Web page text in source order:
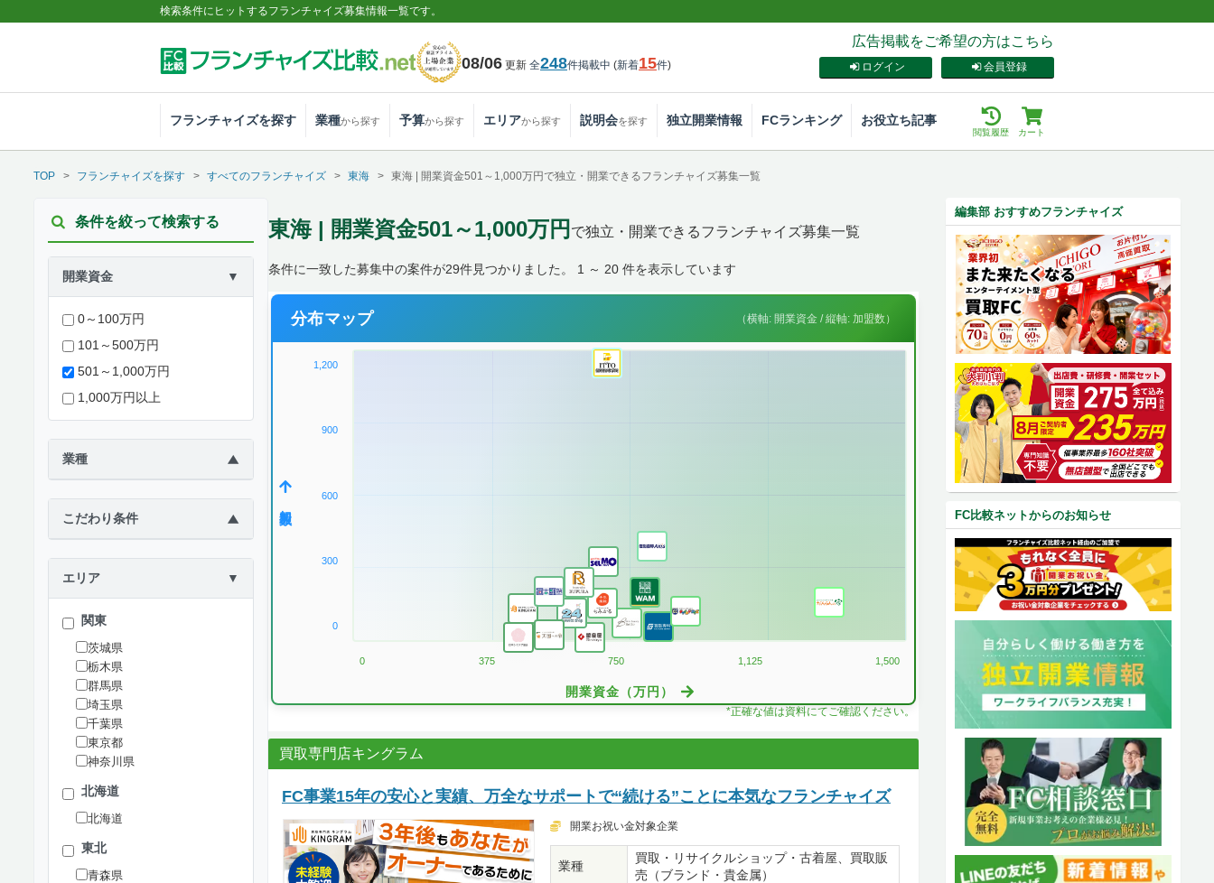
検索条件にヒットするフランチャイズ募集情報一覧です。
08/06 更新 全248件掲載中 (新着15件)
広告掲載をご希望の方はこちら
会員登録
ログイン
フランチャイズを探す 業種から探す 予算から探す エリアから探す 説明会を探す 独立開業情報 FCランキング お役立ち記事
カート
閲覧履歴
TOP フランチャイズを探す すべてのフランチャイズ 東海 東海 | 開業資金501～1,000万円で独立・開業できるフランチャイズ募集一覧
条件を絞って検索する
開業資金 ▼
0～100万円
101～500万円
501～1,000万円
1,000万円以上
業種 ▶
こだわり条件 ▶
エリア ▼
関東
茨城県
栃木県
群馬県
埼玉県
千葉県
東京都
神奈川県
北海道
北海道
東北
青森県
東海 | 開業資金501～1,000万円 で独立・開業できるフランチャイズ募集一覧
条件に一致した募集中の案件が29件見つかりました。 1 ～ 20 件を表示しています
分布マップ （横軸: 開業資金 / 縦軸: 加盟数）
1,200
900
600
300
0
0 375 750 1,125 1,500
開業資金（万円）
*正確な値は資料にてご確認ください。
買取専門店キングラム
FC事業15年の安心と実績、万全なサポートで“続ける”ことに本気なフランチャイズ
開業お祝い金対象企業
業種
買取・リサイクルショップ・古着屋、買取販
売（ブランド・貴金属）
編集部 おすすめフランチャイズ
FC比較ネットからのお知らせ